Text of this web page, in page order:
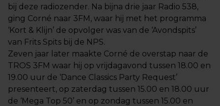
bij deze radiozender. Na bijna drie jaar Radio 538,
ging Corné naar 3FM, waar hij met het programma
‘Kort & Klijn’ de opvolger was van de ‘Avondspits’
van Frits Spits bij de NPS.
Zeven jaar later maakte Corné de overstap naar de
TROS 3FM waar hij op vrijdagavond tussen 18.00 en
19.00 uur de ‘Dance Classics Party Request’
presenteert, op zaterdag tussen 15.00 en 18.00 uur
de ‘Mega Top 50’ en op zondag tussen 15.00 en